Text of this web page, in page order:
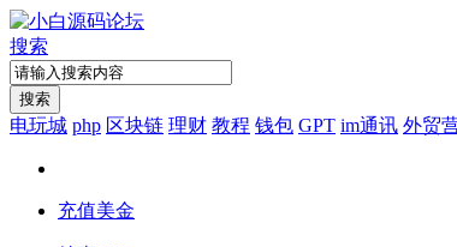
搜索
搜索
电玩城 php 区块链 理财 教程 钱包 GPT im通讯 外贸
充值美金